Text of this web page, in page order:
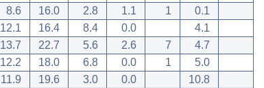
8.6 16.0 2.8 1.1 1
0.1
12.1 16.4 8.4 0.0
4.1
13.7 22.7 5.6 2.6 7
4.7
12.2 18.0 6.8 0.0 1
5.0
11.9 19.6 3.0 0.0
10.8